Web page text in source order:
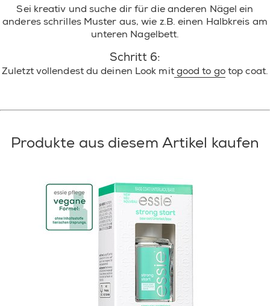
Sei kreativ und suche dir für die anderen Nägel ein
anderes schrilles Muster aus, wie z.B. einen Halbkreis am
unteren Nagelbett.
Schritt 6:
Zuletzt vollendest du deinen Look mitgood to gotop coat.
Produkte aus diesem Artikel kaufen